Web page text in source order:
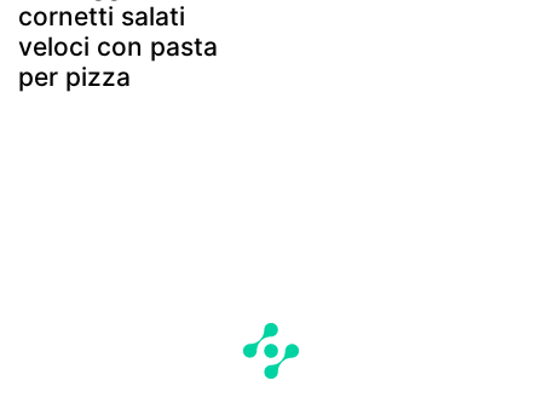
cornetti salati
veloci con pasta
per pizza